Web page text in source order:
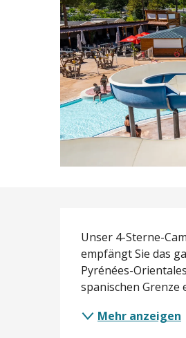
Unser 4-Sterne-
empfängt Sie das
Pyrénées-
spanischen Grenze
Mehr anzeigen